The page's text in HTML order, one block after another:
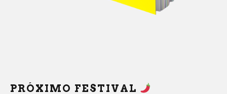
PRÓXIMO FESTIVAL